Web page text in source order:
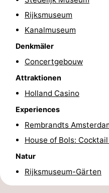
Homohauptstadt
Geschichte
Stadt
der
Diamante
Plätze
Zentrum
Gärten
und
Parks
Stadtviertel
Umgebung
Rijksmuseum
Kanalmuseum
Denkmäler
Concertgebouw
Attraktionen
Holland Casino
Experiences
Rembrandts
House of Bols:
Natur
Rijksmuseum-Gärten